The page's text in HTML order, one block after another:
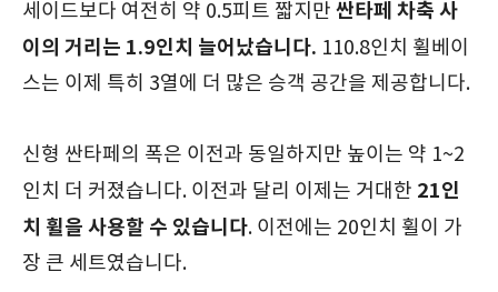
세이드보다 여전히 약 0.5피트 짧지만 싼타페 차축 사
이의 거리는 1.9인치 늘어났습니다. 110.8인치 휠베이
스는 이제 특히 3열에 더 많은 승객 공간을 제공합니다.
신형 싼타페의 폭은 이전과 동일하지만 높이는 약 1~2
인치 더 커졌습니다. 이전과 달리 이제는 거대한 21인
치 휠을 사용할 수 있습니다. 이전에는 20인치 휠이 가
장 큰 세트였습니다.